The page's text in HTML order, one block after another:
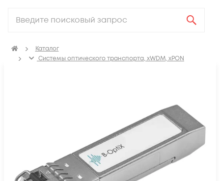
Каталог
Системы оптического транспорта, xWDM, xPON